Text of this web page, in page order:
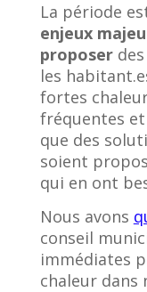
La période
enjeux
proposerdes
les
fortes
fréquentes
que des
soient
qui en ont
Nous avons
conseil
immédiates
chaleur dans